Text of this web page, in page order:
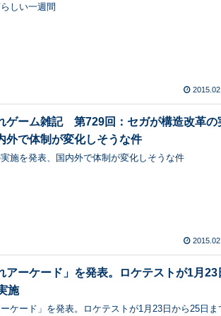
しい一週間
ゲーム雑記 第729回：セガが構造改革の
外で体制が変化しそうな件
施を発表、国内外で体制が変化しそうな件
アーケード」を発表。ロケテストが1月23
施
ケード」を発表。ロケテストが1月23日から25日ま